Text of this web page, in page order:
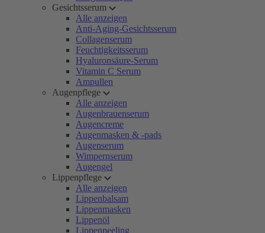
Gesichtsserum
Alle anzeigen
Anti-Aging-Gesichtsserum
Collagenserum
Feuchtigkeitsserum
Hyaluronsäure-Serum
Vitamin C Serum
Ampullen
Augenpflege
Alle anzeigen
Augenbrauenserum
Augencreme
Augenmasken & -pads
Augenserum
Wimpernserum
Augengel
Lippenpflege
Alle anzeigen
Lippenbalsam
Lippenmasken
Lippenöl
Lippenpeeling